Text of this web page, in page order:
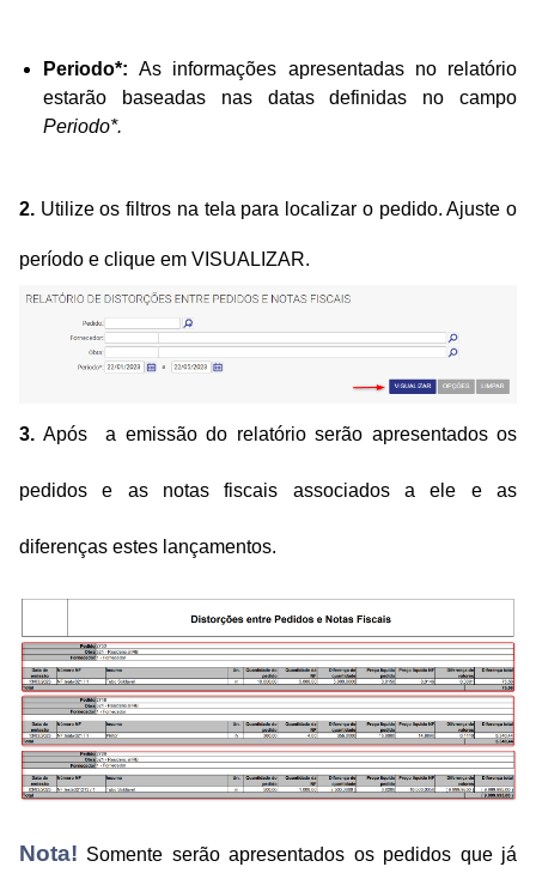
Periodo*:As informações apresentadas no relatório
estarão baseadas nas datas definidas no campo
Periodo*.
2. Utilize os filtros na tela para localizar o pedido. Ajuste o
período e clique em VISUALIZAR.
3. Após a emissão do relatório serão apresentados os
pedidos e as notas fiscais associados a ele e as
diferenças estes lançamentos.
Nota! Somente serão apresentados os pedidos que já